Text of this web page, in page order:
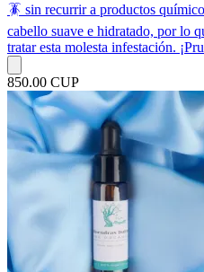
🪳 sin recurrir a productos
cabello suave e hidratado, por lo
tratar esta molesta infestación.
850.00 CUP